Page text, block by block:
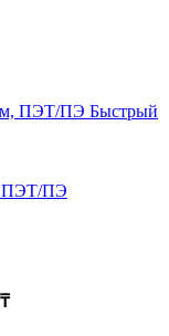
Быстрый
ПЭТ/ПЭ